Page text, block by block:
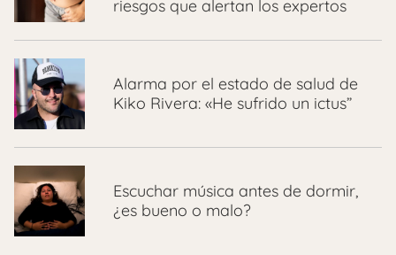
riesgos que alertan los expertos
Alarma por el estado de salud de
Kiko Rivera: «He sufrido un ictus”
Escuchar música antes de dormir,
¿es bueno o malo?